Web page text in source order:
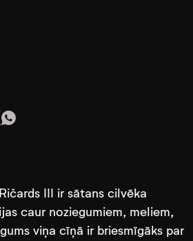
III ir sātans cilvēka
caur noziegumiem, meliem,
viņa cīņā ir briesmīgāks par